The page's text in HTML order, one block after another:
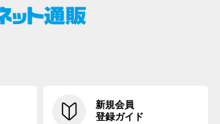
新規会員
登録ガイド